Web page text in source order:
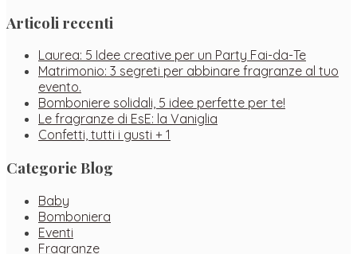
Articoli recenti
Laurea: 5 Idee creative per un Party Fai-da-Te
Matrimonio: 3 segreti per abbinare fragranze al tuo
evento.
Bomboniere solidali, 5 idee perfette per te!
Le fragranze di EsE: la Vaniglia
Confetti, tutti i gusti + 1
Categorie Blog
Baby
Bomboniera
Eventi
Fragranze